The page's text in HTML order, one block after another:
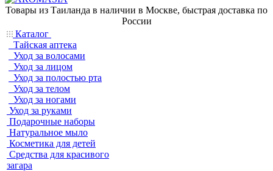
Товары из Таиланда в наличии в Москве, быстрая доставка по
России
Каталог
Тайская аптека
Уход за волосами
Уход за лицом
Уход за полостью рта
Уход за телом
Уход за ногами
Уход за руками
Подарочные наборы
Натуральное мыло
Косметика для детей
Средства для красивого
загара